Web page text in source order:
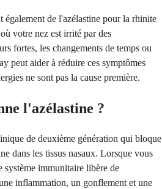
également de l'azélastine pour la rhinite
votre nez est irrité par des
fortes, les changements de temps ou
peut aider à réduire ces symptômes
ne sont pas la cause première.
l'azélastine ?
de deuxième génération qui bloque
dans les tissus nasaux. Lorsque vous
système immunitaire libère de
inflammation, un gonflement et une